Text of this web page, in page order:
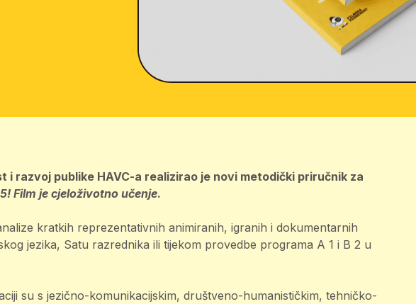
i razvoj publike HAVC-a realizirao je novi metodički priručnik za
Film je cjeloživotno učenje.
kratkih reprezentativnih animiranih, igranih i dokumentarnih
jezika, Satu razrednika ili tijekom provedbe programa A 1 i B 2 u
su s jezično-komunikacijskim, društveno-humanističkim, tehničko-